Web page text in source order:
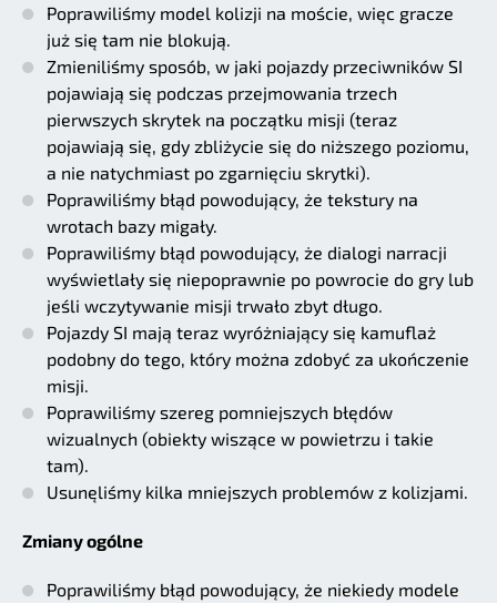
Poprawiliśmy model kolizji na moście, więc gracze
już się tam nie blokują.
Zmieniliśmy sposób, w jaki pojazdy przeciwników SI
pojawiają się podczas przejmowania trzech
pierwszych skrytek na początku misji (teraz
pojawiają się, gdy zbliżycie się do niższego poziomu,
a nie natychmiast po zgarnięciu skrytki).
Poprawiliśmy błąd powodujący, że tekstury na
wrotach bazy migały.
Poprawiliśmy błąd powodujący, że dialogi narracji
wyświetlały się niepoprawnie po powrocie do gry lub
jeśli wczytywanie misji trwało zbyt długo.
Pojazdy SI mają teraz wyróżniający się kamuflaż
podobny do tego, który można zdobyć za ukończenie
misji.
Poprawiliśmy szereg pomniejszych błędów
wizualnych (obiekty wiszące w powietrzu i takie
tam).
Usunęliśmy kilka mniejszych problemów z kolizjami.
Zmiany ogólne
Poprawiliśmy błąd powodujący, że niekiedy modele